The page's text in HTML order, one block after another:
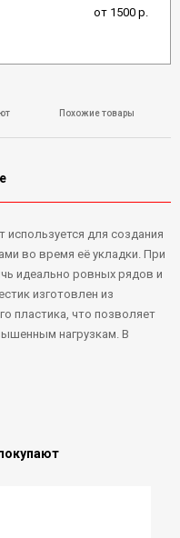
от 1500 р.
Похожие товары
для создания
во время её укладки. При
идеально ровных рядов и
изготовлен из
пластика, что позволяет
нагрузкам. В